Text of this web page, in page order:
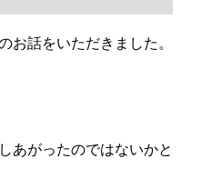
話をいただきました。
あがったのではないかと